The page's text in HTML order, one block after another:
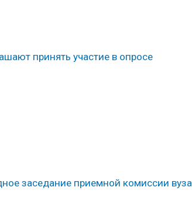
принять участие в опросе
заседание приемной комиссии вуза